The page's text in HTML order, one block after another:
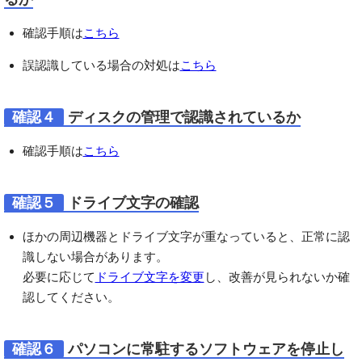
確認手順はこちら
誤認識している場合の対処はこちら
確認４ ディスクの管理で認識されているか
確認手順はこちら
確認５ ドライブ文字の確認
ほかの周辺機器とドライブ文字が重なっていると、正常に認
識しない場合があります。
必要に応じて ドライブ文字を変更 し、改善が見られないか確
認してください。
確認６
パソコンに常駐するソフトウェアを停止し